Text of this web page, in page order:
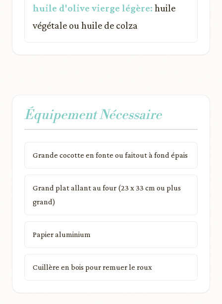
huile d'olive vierge légère: huile
végétale ou huile de colza
Équipement Nécessaire
Grande cocotte en fonte ou faitout à fond épais
Grand plat allant au four (23 x 33 cm ou plus
grand)
Papier aluminium
Cuillère en bois pour remuer le roux